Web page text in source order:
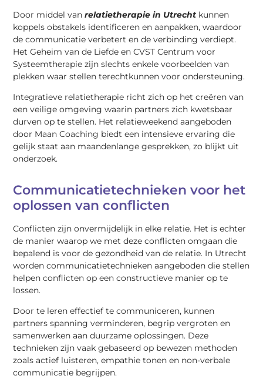
Door middel vanrelatietherapie in Utrecht kunnen
koppels obstakels identificeren en aanpakken, waardoor
de communicatie verbetert en de verbinding verdiept.
Het Geheim van de Liefde en CVST Centrum voor
Systeemtherapie zijn slechts enkele voorbeelden van
plekken waar stellen terechtkunnen voor ondersteuning.
Integratieve relatietherapie richt zich op het creëren van
een veilige omgeving waarin partners zich kwetsbaar
durven op te stellen. Het relatieweekend aangeboden
door Maan Coaching biedt een intensieve ervaring die
gelijk staat aan maandenlange gesprekken, zo blijkt uit
onderzoek.
Communicatietechnieken voor het
oplossen van conflicten
Conflicten zijn onvermijdelijk in elke relatie. Het is echter
de manier waarop we met deze conflicten omgaan die
bepalend is voor de gezondheid van de relatie. In Utrecht
worden communicatietechnieken aangeboden die stellen
helpen conflicten op een constructieve manier op te
lossen.
Door te leren effectief te communiceren, kunnen
partners spanning verminderen, begrip vergroten en
samenwerken aan duurzame oplossingen. Deze
technieken zijn vaak gebaseerd op bewezen methoden
zoals actief luisteren, empathie tonen en non-verbale
communicatie begrijpen.